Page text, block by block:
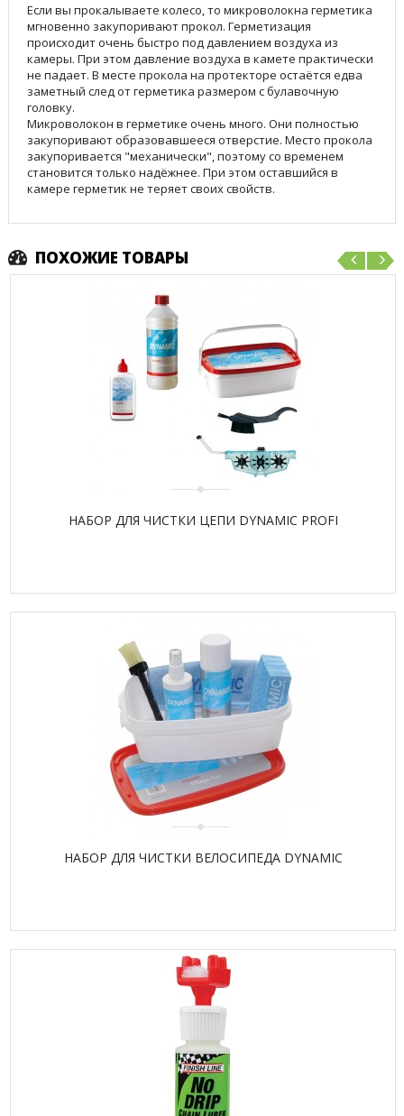
Если вы прокалываете колесо, то микроволокна герметика
мгновенно закупоривают прокол. Герметизация
происходит очень быстро под давлением воздуха из
камеры. При этом давление воздуха в камете практически
не падает. В месте прокола на протекторе остаётся едва
заметный след от герметика размером с булавочную
головку.
Микроволокон в герметике очень много. Они полностью
закупоривают образовавшееся отверстие. Место прокола
закупоривается "механически", поэтому со временем
становится только надёжнее. При этом оставшийся в
камере герметик не теряет своих свойств.
ПОХОЖИЕ ТОВАРЫ
НАБОР ДЛЯ ЧИСТКИ ЦЕПИ DYNAMIC PROFI
НАБОР ДЛЯ ЧИСТКИ ВЕЛОСИПЕДА DYNAMIC